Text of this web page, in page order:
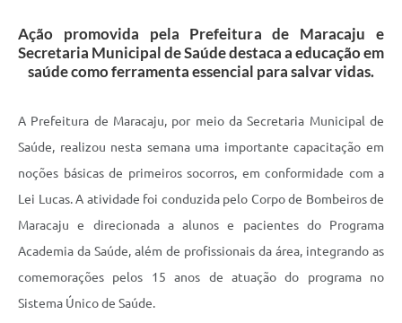
Ação promovida pela Prefeitura de Maracaju e
Secretaria Municipal de Saúde destaca a educação em
saúde como ferramenta essencial para salvar vidas.
A Prefeitura de Maracaju, por meio da Secretaria Municipal de
Saúde, realizou nesta semana uma importante capacitação em
noções básicas de primeiros socorros, em conformidade com a
Lei Lucas. A atividade foi conduzida pelo Corpo de Bombeiros de
Maracaju e direcionada a alunos e pacientes do Programa
Academia da Saúde, além de profissionais da área, integrando as
comemorações pelos 15 anos de atuação do programa no
Sistema Único de Saúde.